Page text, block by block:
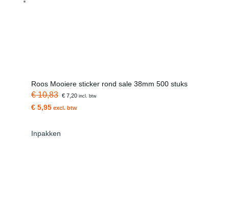
Roos Mooiere sticker rond sale 38mm 500 stuks
€ 10,83 € 7,20incl. btw
€ 5,95 excl. btw
Inpakken